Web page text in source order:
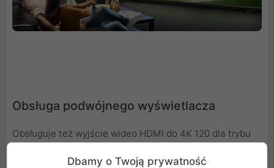
Obsługa podwójnego wyświetlacza
Obsługuje też wyjście wideo HDMI do 4K 120 dla trybu
Dbamy o Twoją prywatność